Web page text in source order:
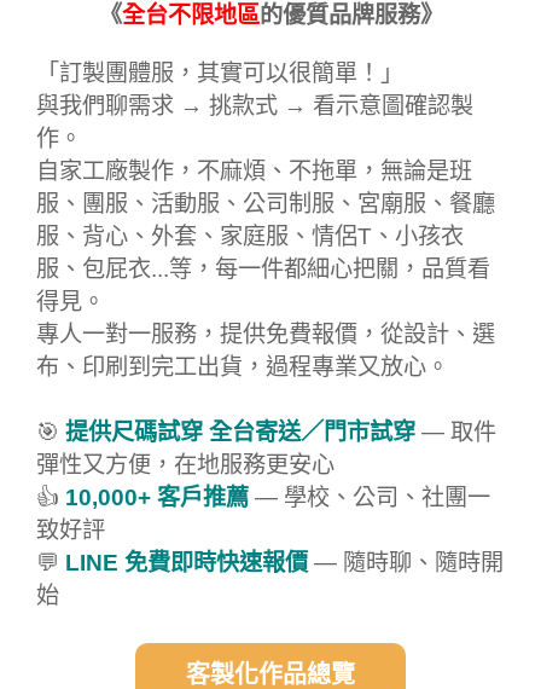
《全台不限地區的優質品牌服務》
「訂製團體服，其實可以很簡單！」
與我們聊需求 → 挑款式 → 看示意圖確認製
作。
自家工廠製作，不麻煩、不拖單，無論是班
服、團服、活動服、公司制服、宮廟服、餐廳
服、背心、外套、家庭服、情侶T、小孩衣
服、包屁衣...等，每一件都細心把關，品質看
得見。
專人一對一服務，提供免費報價，從設計、選
布、印刷到完工出貨，過程專業又放心。
🎯 提供尺碼試穿 全台寄送／門市試穿 — 取件
彈性又方便，在地服務更安心
👍 10,000+ 客戶推薦 — 學校、公司、社團一
致好評
💬 LINE 免費即時快速報價 — 隨時聊、隨時開
始
客製化作品總覽